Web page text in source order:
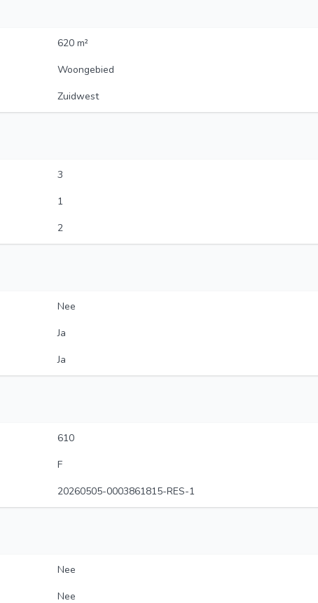
620 m²
Woongebied
Zuidwest
3
1
2
Nee
Ja
Ja
610
F
20260505-0003861815-RES-1
Nee
Nee